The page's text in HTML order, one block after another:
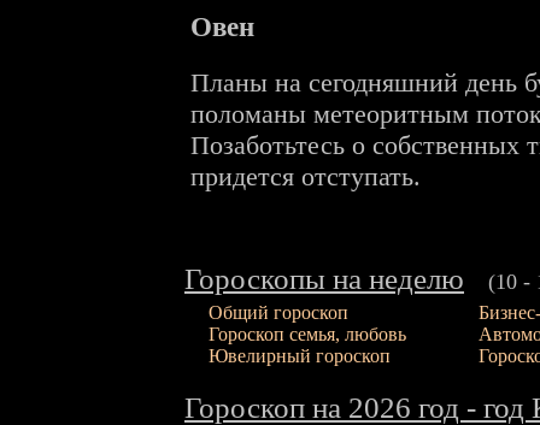
Овен
Планы на сегодняшний день
поломаны метеоритным
Позаботьтесь о собственных
придется отступать.
Гороскопы на неделю (10 -
Общий гороскоп
Гороскоп семья, любовь
Ювелирный гороскоп
Гороскоп на 2026 год -